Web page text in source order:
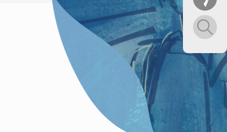
KAGF in Zusammenarbeit mit dem Männerbüro
dans l’espace public